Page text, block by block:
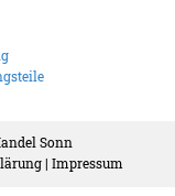
Sonn
| Impressum